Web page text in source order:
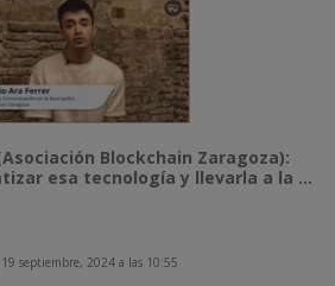
Blockchain Zaragoza):
esa tecnología y llevarla a la ...
septiembre, 2024 a las 10:55